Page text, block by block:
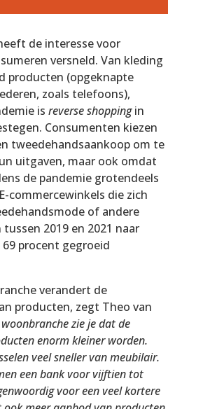
de interesse voor
versneld. Van kleding
producten (opgeknapte
zoals telefoons),
is reverse shoppingin
Consumenten kiezen
tweedehandsaankoop om te
uitgaven, maar ook omdat
de pandemie grotendeels
commercewinkels die zich
of andere
2019 en 2021 naar
procent gegroeid
verandert de
producten, zegt Theo van
zie je dat de
enorm kleiner worden.
veel sneller van meubilair.
een bank voor vijftien tot
voor een veel kortere